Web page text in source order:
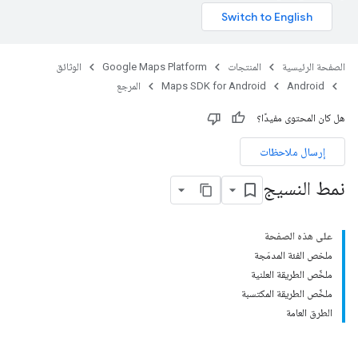
الصفحة الرئيسية المنتجات Google Maps Platform
الوثائق
Android
Maps SDK for Android المرجع
هل كان المحتوى مفيدًا؟
إرسال ملاحظات
نمط النسيج
على هذه الصفحة
ملخص الفئة المدمَجة
ملخّص الطريقة العلنية
ملخّص الطريقة المكتسبة
الطرق العامة